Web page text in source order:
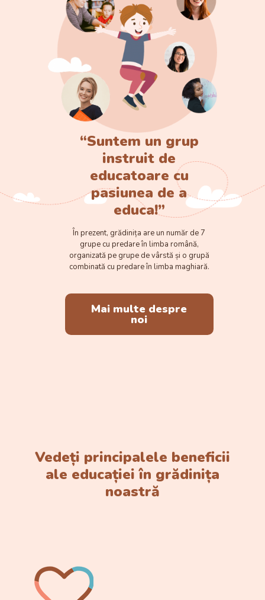
“Suntem un grup
instruit de
educatoare cu
pasiunea de a
educa!”
În prezent, grădinița are un număr de 7
grupe cu predare în limba română,
organizată pe grupe de vârstă și o grupă
combinată cu predare în limba maghiară.
Mai multe despre
noi
Vedeți principalele beneficii
ale educației în grădinița
noastră